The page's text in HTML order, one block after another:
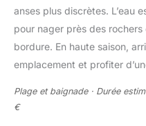
anses plus discrètes. L’eau
pour nager près des
bordure. En haute saison,
emplacement et profiter
Plage et baignade · Durée
€